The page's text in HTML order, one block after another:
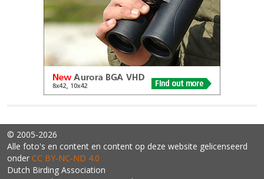
© 2005-2026
Alle foto's en content en content op deze website gelicenseerd
onder CC BY‑NC‑ND 4.0
Dutch Birding Association